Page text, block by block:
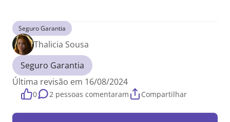
Seguro Garantia
Thalicia Sousa
Seguro Garantia
Última revisão em 16/08/2024
0 2 pessoas comentaram Compartilhar